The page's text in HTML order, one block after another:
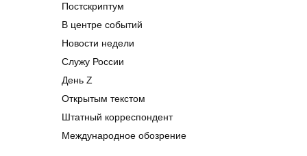
Постскриптум
В центре событий
Новости недели
Служу России
День Z
Открытым текстом
Штатный корреспондент
Международное обозрение